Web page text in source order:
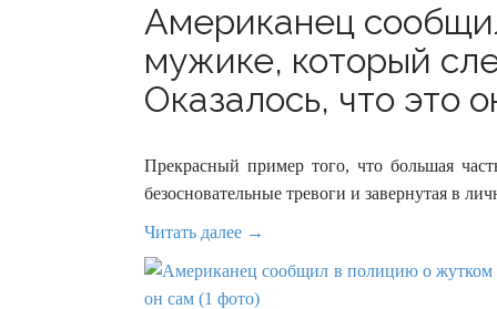
Американец
мужике, который
Оказалось, что это
Прекрасный пример того, что большая
безосновательные тревоги и завернутая в
Читать далее →